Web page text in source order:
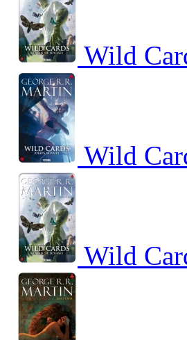
Wild
Wild
Wild